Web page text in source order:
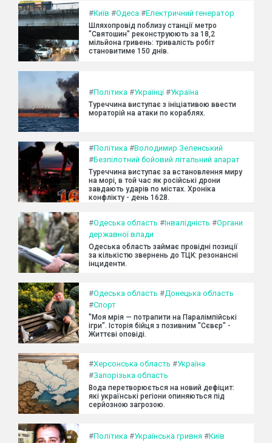
#Київ #Одеса #Електричний генератор
Шляхопровід поблизу станції метро
"Святошин" реконструюють за 18,2
мільйона гривень: тривалість робіт
становитиме 150 днів.
#Політика #Українці #Україна
Туреччина виступає з ініціативою ввести
мораторій на атаки по кораблях.
#Політика #Володимир Зеленський
#Безпілотний бойовий літальний апарат
Туреччина виступає за встановлення миру
на морі, в той час як російські дрони
завдають ударів по містах. Хроніка
конфлікту - день 1628.
#Одеська область #Інвалідність #Органи
державної влади
Одеська область займає провідні позиції
за кількістю звернень до ТЦК: резонансні
інциденти.
#Одеська область #Донецька область
#Спорт
"Моя мрія — потрапити на Паралімпійські
ігри". Історія бійця з позивним "Сєвєр" -
Життєві оповіді.
#Херсонська область #Україна
#Запорізька область
Вода перетворюється на новий дефіцит:
які українські регіони опиняються під
серйозною загрозою.
#Політика #Українська гривня #Київ